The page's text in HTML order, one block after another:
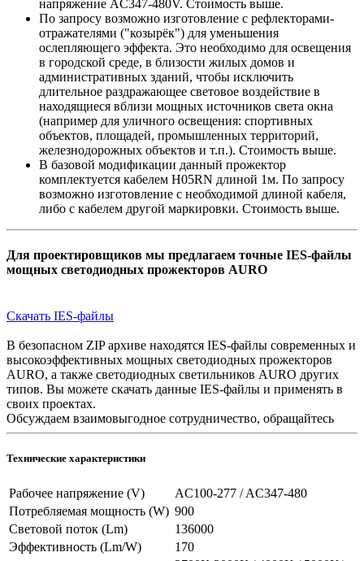
напряжение AC347-480V. Стоимость выше.
По запросу возможно изготовление с рефлекторами-
отражателями ("козырёк") для уменьшения
ослепляющего эффекта. Это необходимо для освещения
в городской среде, в близости жилых домов и
административных зданий, чтобы исключить
длительное раздражающее световое воздействие в
находящиеся вблизи мощных источников света окна
(например для уличного освещения: спортивных
объектов, площадей, промышленных территорий,
железнодорожных объектов и т.п.). Стоимость выше.
В базовой модификации данный прожектор
комплектуется кабелем H05RN длиной 1м. По запросу
возможно изготовление с необходимой длиной кабеля,
либо с кабелем другой маркировки. Стоимость выше.
Для проектировщиков мы предлагаем точные IES-файлы
мощных светодиодных прожекторов AURO
Скачать IES-файлы
В безопасном ZIP архиве находятся IES-файлы современных и
высокоэффективных мощных светодиодных прожекторов
AURO, а также светодиодных светильников AURO других
типов. Вы можете скачать данные IES-файлы и применять в
своих проектах.
Обсуждаем взаимовыгодное сотрудничество, обращайтесь
Технические характеристики
Рабочее напряжение (V)
AC100-277 / AC347-480
Потребляемая мощность (W) 900
Световой поток (Lm)
136000
Эффективность (Lm/W)
170